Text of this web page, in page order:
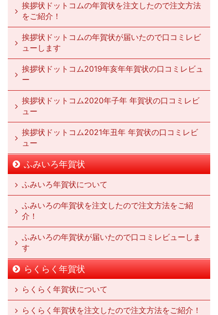
挨拶状ドットコムの年賀状を注文したので注文方法
をご紹介！
挨拶状ドットコムの年賀状が届いたので口コミレビ
ューします
挨拶状ドットコム2019年亥年年賀状の口コミレビュ
ー
挨拶状ドットコム2020年子年 年賀状の口コミレビ
ュー
挨拶状ドットコム2021年丑年 年賀状の口コミレビ
ュー
ふみいろ年賀状
ふみいろ年賀状について
ふみいろの年賀状を注文したので注文方法をご紹
介！
ふみいろの年賀状が届いたので口コミレビューしま
す
らくらく年賀状
らくらく年賀状について
らくらく年賀状を注文したので注文方法をご紹介！